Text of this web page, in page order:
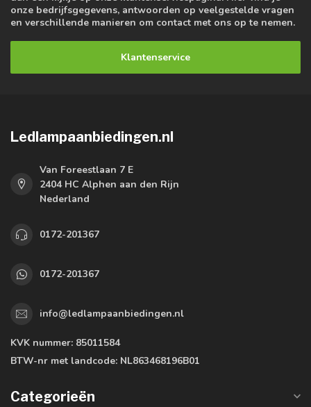
onze bedrijfsgegevens, antwoorden op veelgestelde vragen
en verschillende manieren om contact met ons op te nemen.
Klantenservice
Ledlampaanbiedingen.nl
Van Foreestlaan 7 E
2404 HC Alphen aan den Rijn
Nederland
0172-201367
0172-201367
info@ledlampaanbiedingen.nl
KVK nummer: 85011584
BTW-nr met landcode: NL863468196B01
Categorieën